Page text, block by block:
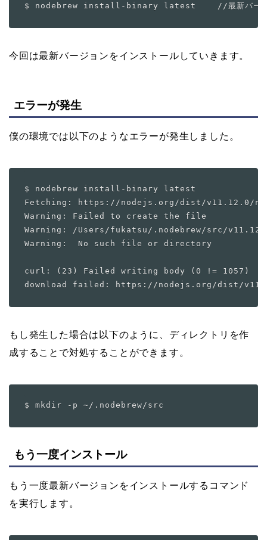
今回は最新バージョンをインストールしていきます。
エラーが発生
僕の環境では以下のようなエラーが発生しました。
$ nodebrew install-binary latest
Fetching: https://nodejs.org/dist/v11.12.0/
Warning: Failed to create the file
Warning: /Users/fukatsu/.nodebrew/src/
Warning:  No such file or directory
curl: (23) Failed writing body (0 != 1057)
もし発生した場合は以下のように、ディレクトリを作
成することで対処することができます。
もう一度インストール
もう一度最新バージョンをインストールするコマンド
を実行します。